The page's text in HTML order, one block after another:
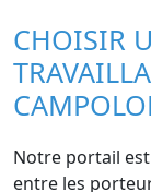
CHOISIR
Notre portail
entre les